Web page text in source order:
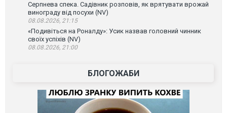
Серпнева спека. Садівник розповів, як врятувати врожай
винограду від посухи (NV)
08.08.2026, 21:15
«Подивіться на Роналду»: Усик назвав головний чинник
своїх успіхів (NV)
08.08.2026, 21:00
БЛОГОЖАБИ